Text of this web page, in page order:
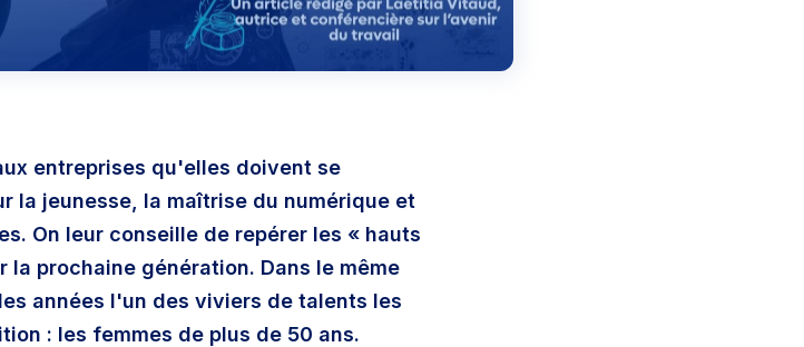
entreprises qu'elles doivent se
la jeunesse, la maîtrise du numérique et
On leur conseille de repérer les « hauts
prochaine génération. Dans le même
années l'un des viviers de talents les
: les femmes de plus de 50 ans.